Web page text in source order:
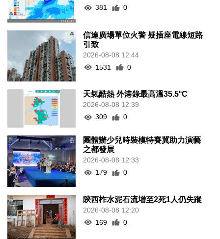
381
0
信達廣場單位火警 疑插座電線短路
引致
2026-08-08 12:44
1531
0
天氣酷熱 外港錄最高溫35.5°C
2026-08-08 12:39
309
0
團體辦少兒時裝模特賽冀助力演藝
之都發展
2026-08-08 12:33
179
0
陝西柞水泥石流增至2死1人仍失蹤
2026-08-08 12:20
169
0